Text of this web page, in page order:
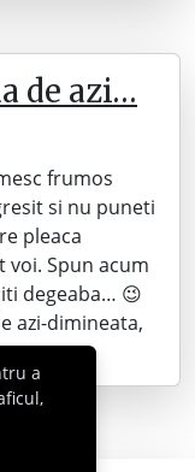
de azi…
frumos
si nu puneti
pleaca
voi. Spun acum
degeaba… 😉
azi-dimineata,
a